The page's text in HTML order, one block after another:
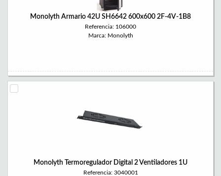
Monolyth Armario 42U SH6642 600x600 2F-4V-1B8
Referencia: 106000
Marca: Monolyth
Monolyth Termoregulador Digital 2 Ventiladores 1U
Referencia: 3040001